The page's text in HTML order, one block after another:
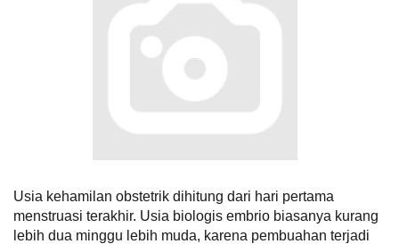
Usia kehamilan obstetrik dihitung dari hari pertama
menstruasi terakhir. Usia biologis embrio biasanya kurang
lebih dua minggu lebih muda, karena pembuahan terjadi